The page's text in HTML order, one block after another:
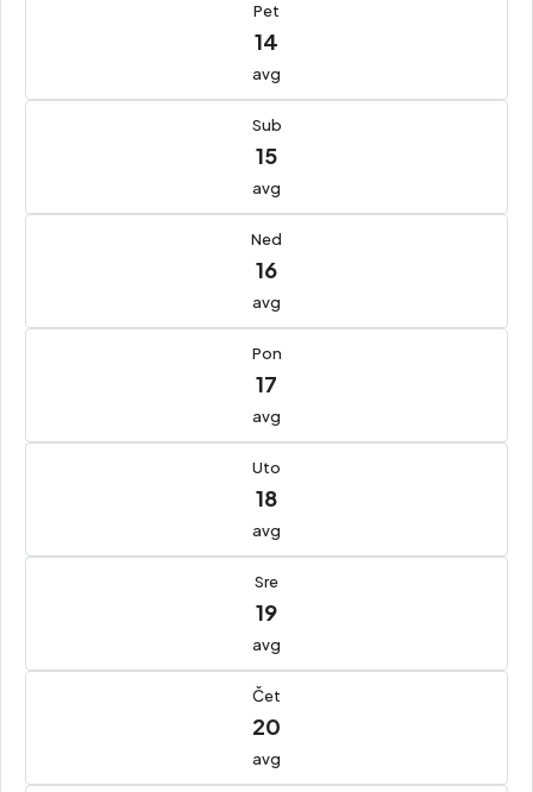
Pet
14
avg
Sub
15
avg
Ned
16
avg
Pon
17
avg
Uto
18
avg
Sre
19
avg
Čet
20
avg